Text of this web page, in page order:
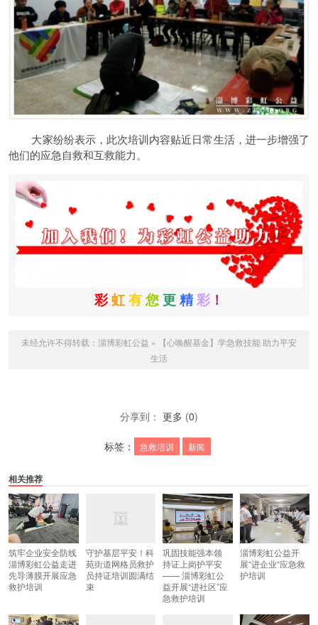
大家纷纷表示，此次培训内容贴近日常生活，进一步增强了
他们的应急自救和互救能力。
彩虹有您更精彩 ！
未经允许不得转载： 淄博彩虹公益 »
【心唤醒基金】学急救技能 助力平安
生活
分享到： 更多 (0)
标签： 急救培训 新闻
相关推荐
筑牢企业安全防线
淄博彩虹公益走进
先导薄膜开展应急
救护培训
守护基层平安！科
苑街道网格员救护
员持证培训圆满结
束
巩固技能强本领
持证上岗护平安
—— 淄博彩虹公
益开展“进社区”应
急救护培训
淄博彩虹公益开
展“进企业“应急救
护培训